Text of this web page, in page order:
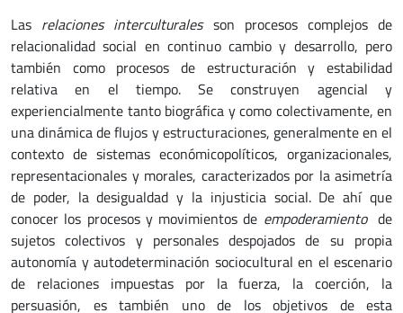
Las relaciones interculturalesson procesos complejos de
relacionalidad social en continuo cambio y desarrollo, pero
también como procesos de estructuración y estabilidad
relativa en el tiempo. Se construyen agencial y
experiencialmente tanto biográfica y como colectivamente, en
una dinámica de flujos y estructuraciones, generalmente en el
contexto de sistemas económicopolíticos, organizacionales,
representacionales y morales, caracterizados por la asimetría
de poder, la desigualdad y la injusticia social. De ahí que
conocer los procesos y movimientos de empoderamientode
sujetos colectivos y personales despojados de su propia
autonomía y autodeterminación sociocultural en el escenario
de relaciones impuestas por la fuerza, la coerción, la
persuasión, es también uno de los objetivos de esta